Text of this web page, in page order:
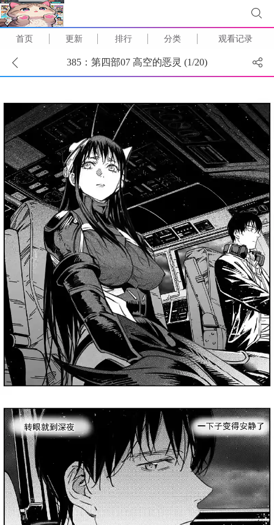
首页 更新 排行 分类 观看记录
385：第四部07 高空的恶灵 (1/20)